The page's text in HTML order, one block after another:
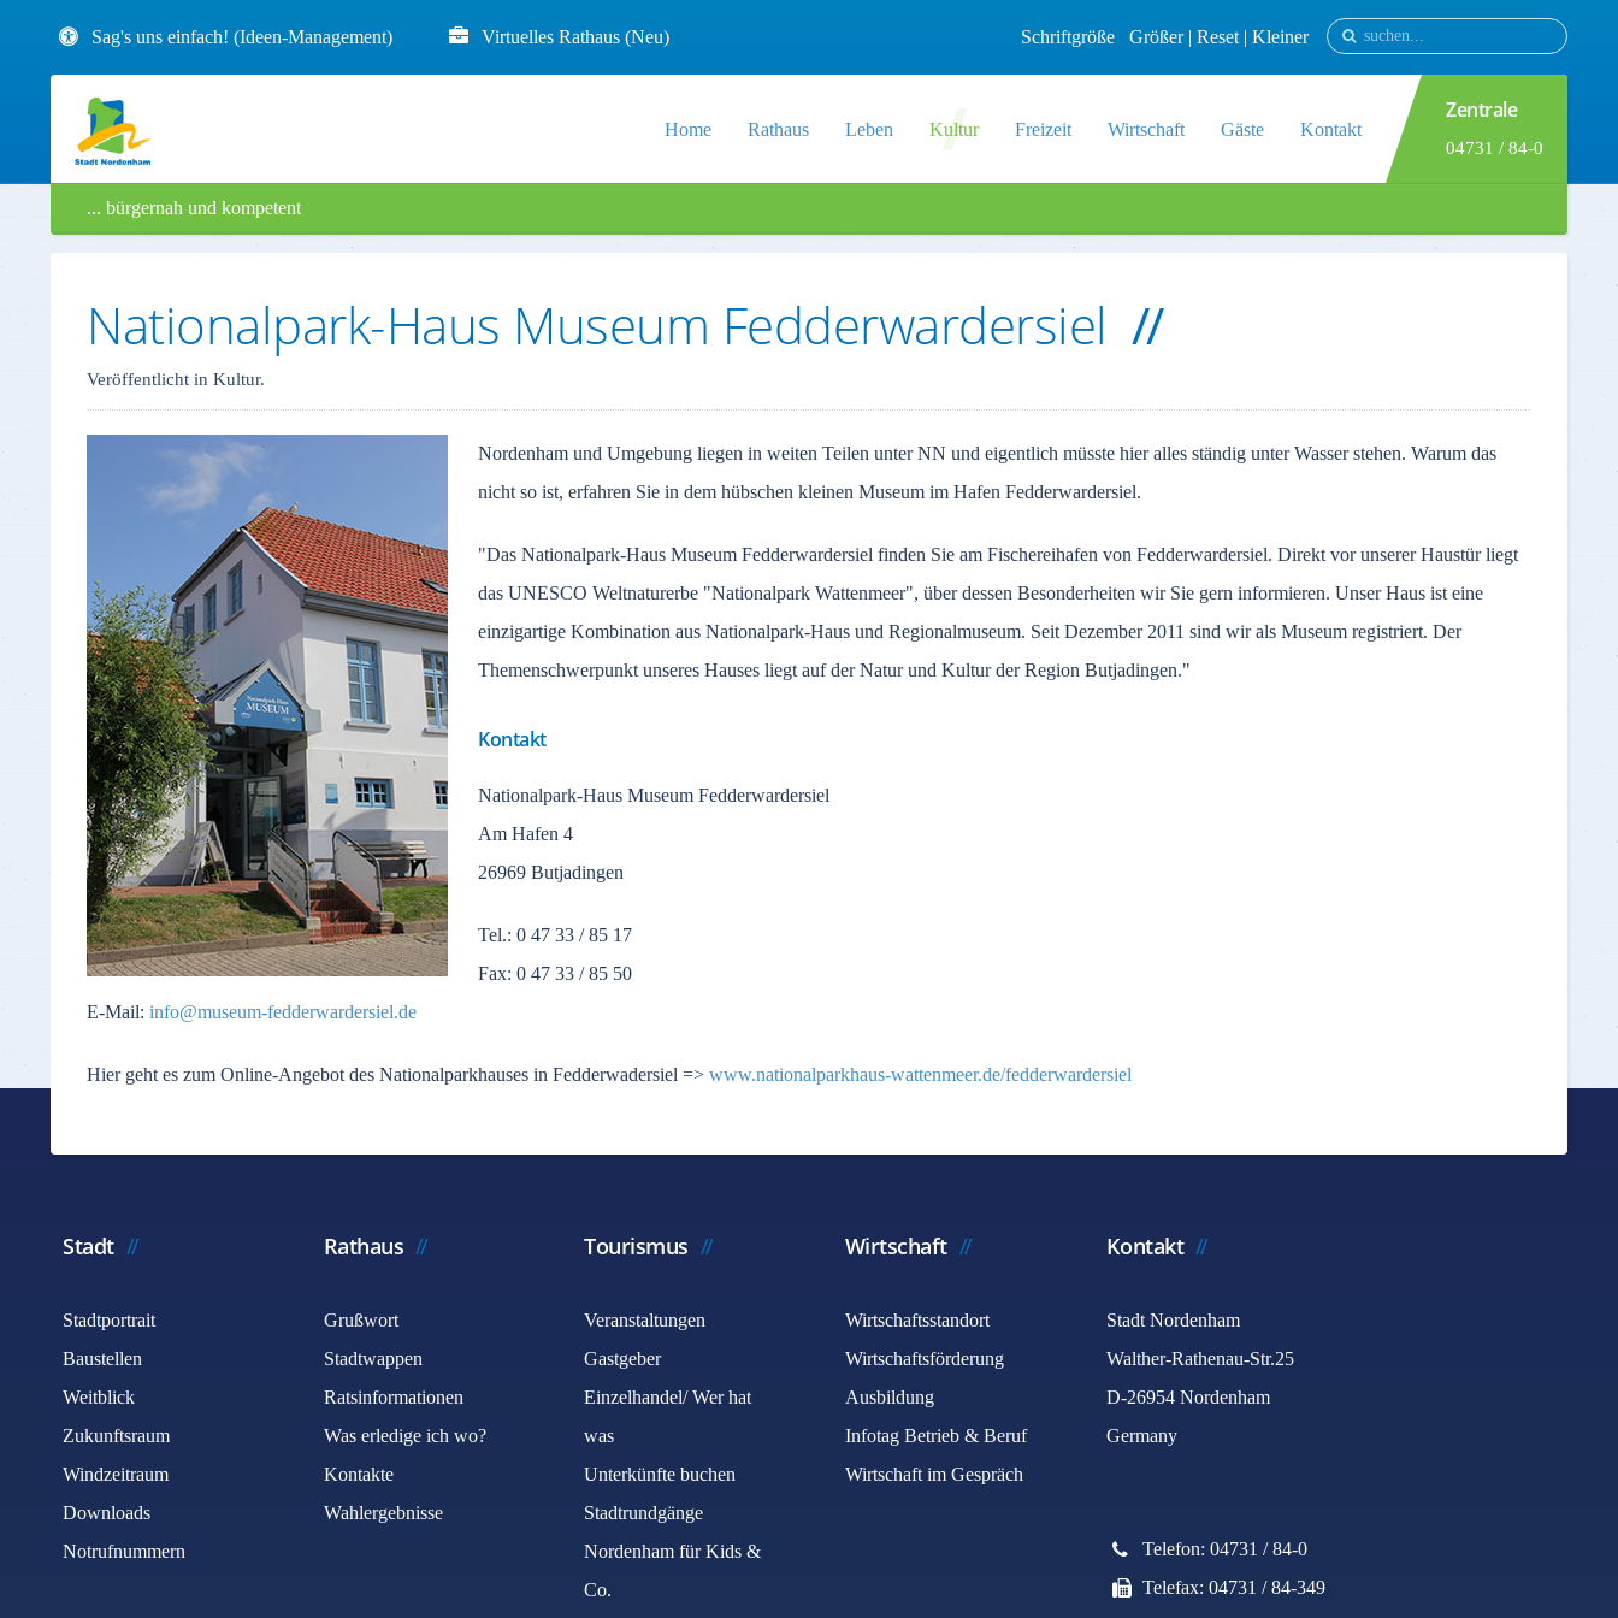
Sag's uns einfach! (Ideen-Management) Virtuelles Rathaus (Neu) Schriftgröße Größer| Reset | Kleiner
Home Rathaus Leben Kultur Freizeit Wirtschaft Gäste Kontakt
Zentrale
04731 / 84-0
... bürgernah und kompetent
Nationalpark-Haus Museum Fedderwardersiel
Veröffentlicht in Kultur.
Nordenham und Umgebung liegen in weiten Teilen unter NN und eigentlich müsste hier alles ständig unter Wasser stehen. Warum das
nicht so ist, erfahren Sie in dem hübschen kleinen Museum im Hafen Fedderwardersiel.
"Das Nationalpark-Haus Museum Fedderwardersiel finden Sie am Fischereihafen von Fedderwardersiel. Direkt vor unserer Haustür liegt
das UNESCO Weltnaturerbe "Nationalpark Wattenmeer", über dessen Besonderheiten wir Sie gern informieren. Unser Haus ist eine
einzigartige Kombination aus Nationalpark-Haus und Regionalmuseum. Seit Dezember 2011 sind wir als Museum registriert. Der
Themenschwerpunkt unseres Hauses liegt auf der Natur und Kultur der Region Butjadingen."
Kontakt
Nationalpark-Haus Museum Fedderwardersiel
Am Hafen 4
26969 Butjadingen
Tel.: 0 47 33 / 85 17
Fax: 0 47 33 / 85 50
E-Mail: info@museum-fedderwardersiel.de
Hier geht es zum Online-Angebot des Nationalparkhauses in Fedderwadersiel => www.nationalparkhaus-wattenmeer.de/fedderwardersiel
Stadt
Stadtportrait
Baustellen
Weitblick
Zukunftsraum
Windzeitraum
Downloads
Notrufnummern
Rathaus
Grußwort
Stadtwappen
Ratsinformationen
Was erledige ich wo?
Kontakte
Wahlergebnisse
Tourismus
Veranstaltungen
Gastgeber
Einzelhandel/ Wer hat
was
Unterkünfte buchen
Stadtrundgänge
Nordenham für Kids &
Co.
Wirtschaft
Wirtschaftsstandort
Wirtschaftsförderung
Ausbildung
Infotag Betrieb & Beruf
Wirtschaft im Gespräch
Kontakt
Stadt Nordenham
Walther-Rathenau-Str.25
D-26954 Nordenham
Germany
Telefon: 04731 / 84-0
Telefax: 04731 / 84-349